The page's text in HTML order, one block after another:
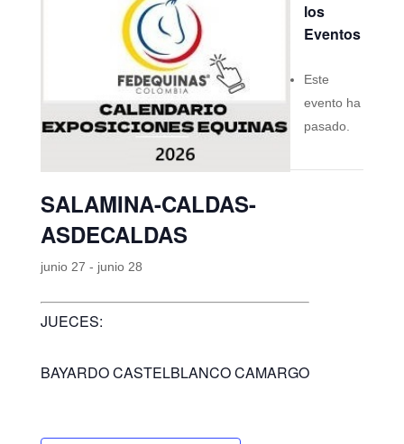
los
Eventos
Este
evento ha
pasado.
SALAMINA-CALDAS-
ASDECALDAS
junio 27 - junio 28
JUECES:
BAYARDO CASTELBLANCO CAMARGO